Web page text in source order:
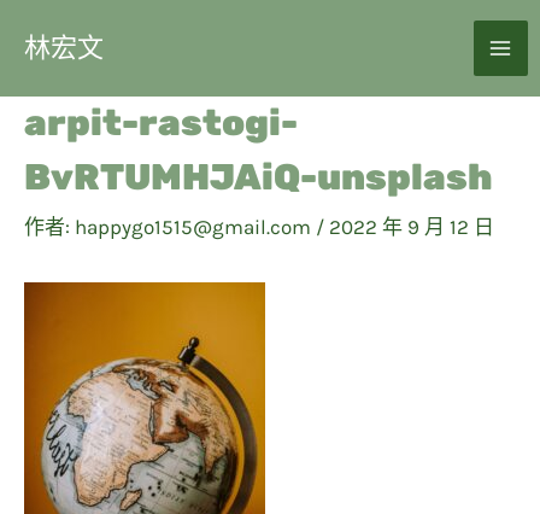
林宏文
arpit-rastogi-
BvRTUMHJAiQ-unsplash
作者: happygo1515@gmail.com / 2022 年 9 月 12 日